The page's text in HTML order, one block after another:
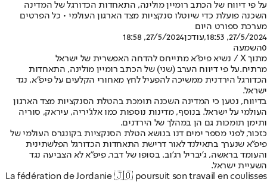
על פי דיווח של הכתב רומיין מולינה, התאחדות הכדורגל של המדינה
השכנה פועלת כדי שיוטלו סנקציות מצד הארגון העולמי • כל הפרטים
מערכת ספורט היום
27/5/2024, 18:53
,עודכן27/5/2024, 18:58
0השמעה
מתוך X / נשיא פיפ"א מתייחס להדחה האפשרית של ישראל
מרתיח.על פי דיווח הערב (שני) של הכתב רומיין מולינה, התאחדות
הכדורגל הירדנית ממשיכה להפעיל לחץ מאחורי הקלעים על פיפ"א, נגד
ישראל.
בדיווח, נטען כי המדינה השכנה תומכת בהטלת הסנקציות מצד הארגון
העולמי על ישראל. בנוסף, מדינות נוספות כמו אלג'יריה, עיראק, סוריה
ותימן תומכות גם הן במהלך של הירדנים.
כזכור, לפני מספר ימים דנו בנושא הטלת הסנקציות בקונגרס העולמי של
פיפ"א שנערך בתאילנד לאור דרישת התאחדות הכדורגל הפלשתינית
והעומד בראשה, ג'יבריל רג'וב. בסופו של דבר, פיפ"א לא הצביעה נגד
השעיית ישראל.
La fédération de Jordanie 🇯🇴 poursuit son travail en coulisses